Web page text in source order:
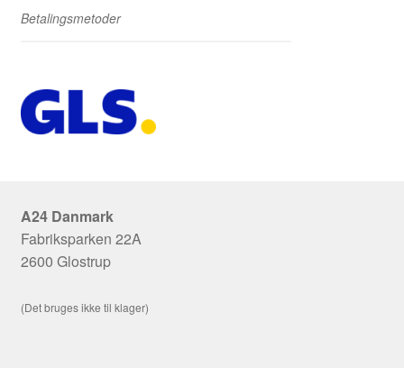
Betalingsmetoder
A24 Danmark
Fabriksparken 22A
2600 Glostrup
(Det bruges ikke til klager)